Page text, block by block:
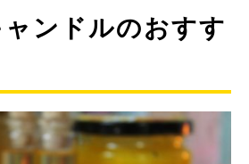
ンドルのおすす